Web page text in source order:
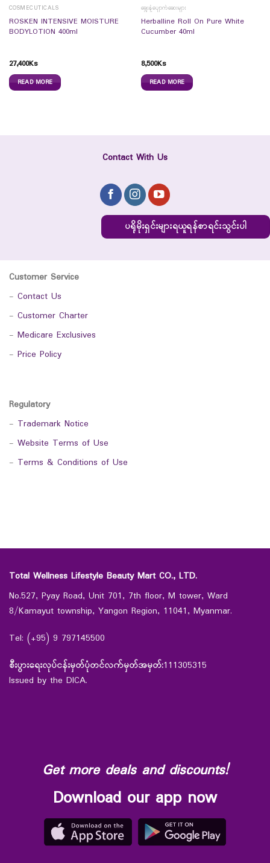
COSMECUTICALS
ROSKEN INTENSIVE MOISTURE
BODYLOTION 400ml
27,400Ks
READ MORE
ချွေးနံ့ပျောက်ဆေးများ
Herballine Roll On Pure White
Cucumber 40ml
8,500Ks
READ MORE
Contact With Us
ပရိုမိုးရှင်းများရယူရန်စာရင်းသွင်းပါ
Customer Service
- Contact Us
- Customer Charter
- Medicare Exclusives
- Price Policy
Regulatory
- Trademark Notice
- Website Terms of Use
- Terms & Conditions of Use
Total Wellness Lifestyle Beauty Mart CO., LTD.
No.527, Pyay Road, Unit 701, 7th floor, M tower, Ward
8/Kamayut township, Yangon Region, 11041, Myanmar.
Tel: (+95) 9 797145500
စီးပွားရေးလုပ်ငန်းမှတ်ပုံတင်လက်မှတ်အမှတ်:111305315
Issued by the DICA.
Get more deals and discounts!
Download our app now